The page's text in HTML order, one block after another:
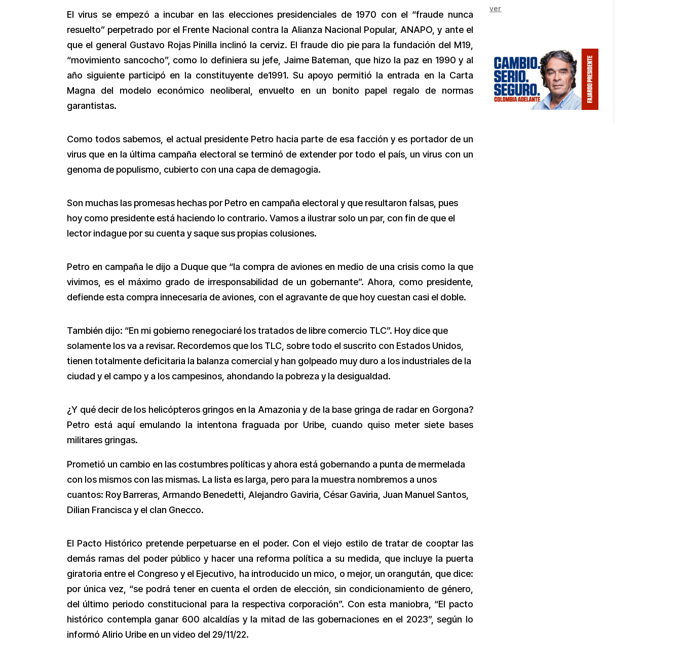
El virus se empezó a incubar en las elecciones presidenciales de 1970 con el “fraude nunca
resuelto” perpetrado por el Frente Nacional contra la Alianza Nacional Popular, ANAPO, y ante el
que el general Gustavo Rojas Pinilla inclinó la cerviz. El fraude dio pie para la fundación del M19,
“movimiento sancocho”, como lo definiera su jefe, Jaime Bateman, que hizo la paz en 1990 y al
año siguiente participó en la constituyente de1991. Su apoyo permitió la entrada en la Carta
Magna del modelo económico neoliberal, envuelto en un bonito papel regalo de normas
garantistas.
Como todos sabemos, el actual presidente Petro hacia parte de esa facción y es portador de un
virus que en la última campaña electoral se terminó de extender por todo el país, un virus con un
genoma de populismo, cubierto con una capa de demagogia.
Son muchas las promesas hechas por Petro en campaña electoral y que resultaron falsas, pues
hoy como presidente está haciendo lo contrario. Vamos a ilustrar solo un par, con fin de que el
lector indague por su cuenta y saque sus propias colusiones.
Petro en campaña le dijo a Duque que “la compra de aviones en medio de una crisis como la que
vivimos, es el máximo grado de irresponsabilidad de un gobernante”. Ahora, como presidente,
defiende esta compra innecesaria de aviones, con el agravante de que hoy cuestan casi el doble.
También dijo: “En mi gobierno renegociaré los tratados de libre comercio TLC”. Hoy dice que
solamente los va a revisar. Recordemos que los TLC, sobre todo el suscrito con Estados Unidos,
tienen totalmente deficitaria la balanza comercial y han golpeado muy duro a los industriales de la
ciudad y el campo y a los campesinos, ahondando la pobreza y la desigualdad.
¿Y qué decir de los helicópteros gringos en la Amazonia y de la base gringa de radar en Gorgona?
Petro está aquí emulando la intentona fraguada por Uribe, cuando quiso meter siete bases
militares gringas.
Prometió un cambio en las costumbres políticas y ahora está gobernando a punta de mermelada
con los mismos con las mismas. La lista es larga, pero para la muestra nombremos a unos
cuantos: Roy Barreras, Armando Benedetti, Alejandro Gaviria, César Gaviria, Juan Manuel Santos,
Dilian Francisca y el clan Gnecco.
El Pacto Histórico pretende perpetuarse en el poder. Con el viejo estilo de tratar de cooptar las
demás ramas del poder público y hacer una reforma política a su medida, que incluye la puerta
giratoria entre el Congreso y el Ejecutivo, ha introducido un mico, o mejor, un orangután, que dice:
por única vez, “se podrá tener en cuenta el orden de elección, sin condicionamiento de género,
del último periodo constitucional para la respectiva corporación”. Con esta maniobra, “El pacto
histórico contempla ganar 600 alcaldías y la mitad de las gobernaciones en el 2023”, según lo
informó Alirio Uribe en un video del 29/11/22.
ver